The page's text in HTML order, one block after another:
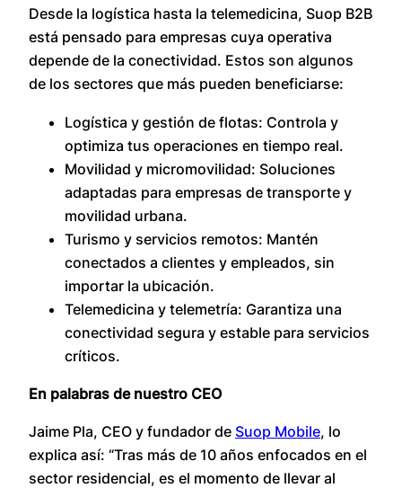
Desde la logística hasta la telemedicina, Suop B2B
está pensado para empresas cuya operativa
depende de la conectividad. Estos son algunos
de los sectores que más pueden beneficiarse:
Logística y gestión de flotas: Controla y
optimiza tus operaciones en tiempo real.
Movilidad y micromovilidad: Soluciones
adaptadas para empresas de transporte y
movilidad urbana.
Turismo y servicios remotos: Mantén
conectados a clientes y empleados, sin
importar la ubicación.
Telemedicina y telemetría: Garantiza una
conectividad segura y estable para servicios
críticos.
En palabras de nuestro CEO
Jaime Pla, CEO y fundador de Suop Mobile, lo
explica así: “Tras más de 10 años enfocados en el
sector residencial, es el momento de llevar al